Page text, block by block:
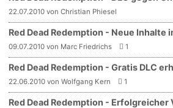
22.07.2010 von Christian Phiesel
Red Dead Redemption - Neue Inhalte
09.07.2010 von Marc Friedrichs 1
Red Dead Redemption - Gratis DLC
22.06.2010 von Wolfgang Kern 1
Red Dead Redemption -